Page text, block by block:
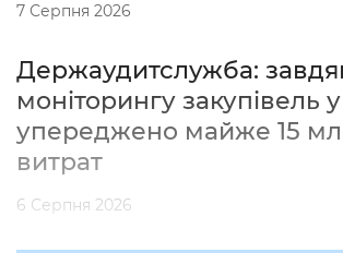
7 Серпня 2026
Держаудитслужба:
моніторингу закупівель у
упереджено майже 15
витрат
6 Серпня 2026